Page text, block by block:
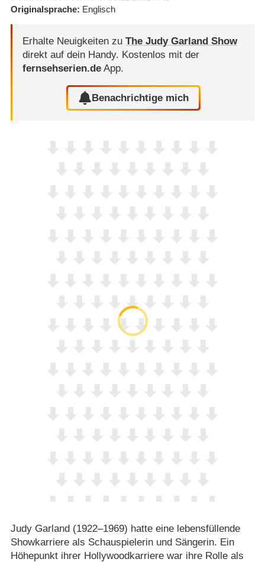
Originalsprache Englisch
Erhalte Neuigkeiten zu The Judy Garland Show
direkt auf dein Handy. Kostenlos mit der
fernsehserien.deApp.
Benachrichtige mich
Judy Garland (1922⁠–⁠1969) hatte eine lebensfüllende
Showkarriere als Schauspielerin und Sängerin. Ein
Höhepunkt ihrer Hollywoodkarriere war ihre Rolle als